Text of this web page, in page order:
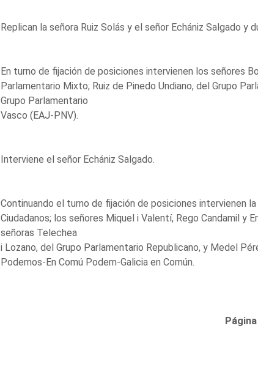
Replican la señora Ruiz Solás y el señor Echániz Salgado y
En turno de fijación de posiciones intervienen los señores
Parlamentario Mixto; Ruiz de Pinedo Undiano, del Grupo
Grupo Parlamentario
Vasco (EAJ-PNV).
Interviene el señor Echániz Salgado.
Continuando el turno de fijación de posiciones intervienen
Ciudadanos; los señores Miquel i Valentí, Rego Candamil y
señoras Telechea
i Lozano, del Grupo Parlamentario Republicano, y Medel
Podemos-En Comú Podem-Galicia en Común.